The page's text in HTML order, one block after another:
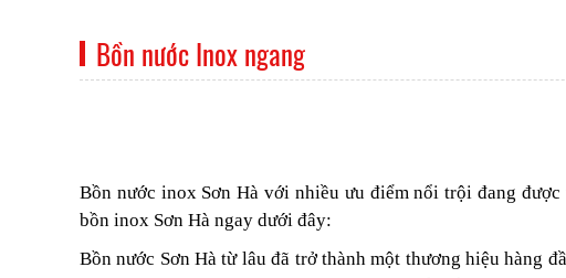
Bồn nước Inox ngang
Bồn nước inox Sơn Hà với nhiều ưu điểm nổi trội đang
bồn inox Sơn Hà ngay dưới đây:
Bồn nước Sơn Hà từ lâu đã trở thành một thương hiệu hàng